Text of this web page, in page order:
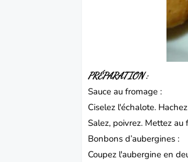
PRÉPARATION :
Sauce au fromage :
Ciselez l'échalote.
Salez, poivrez. Mettez au
Bonbons d’aubergines :
Coupez l'aubergine en